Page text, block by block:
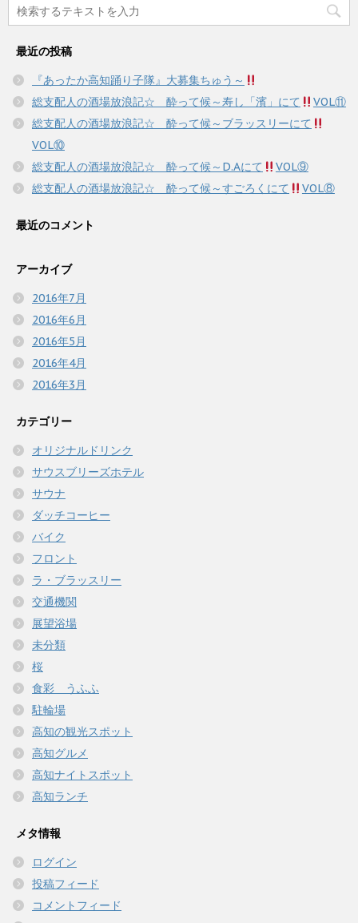
最近の投稿
『あったか高知踊り子隊』大募集ちゅう～
総支配人の酒場放浪記☆ 酔って候～寿し「濱」にて
VOL⑪
総支配人の酒場放浪記☆ 酔って候～ブラッスリーにて
VOL⑩
総支配人の酒場放浪記☆ 酔って候～D.Aにて
VOL⑨
総支配人の酒場放浪記☆ 酔って候～すごろくにて
VOL⑧
最近のコメント
アーカイブ
2016年7月
2016年6月
2016年5月
2016年4月
2016年3月
カテゴリー
オリジナルドリンク
サウスブリーズホテル
サウナ
ダッチコーヒー
バイク
フロント
ラ・ブラッスリー
交通機関
展望浴場
未分類
桜
食彩 うふふ
駐輪場
高知の観光スポット
高知グルメ
高知ナイトスポット
高知ランチ
メタ情報
ログイン
投稿フィード
コメントフィード